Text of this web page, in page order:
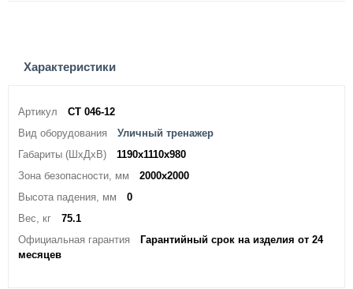
Характеристики
Артикул
СТ 046-12
Вид оборудования
Уличный тренажер
Габариты (ШхДхВ)
1190х1110х980
Зона безопасности, мм
2000х2000
Высота падения, мм
0
Вес, кг
75.1
Официальная гарантия
Гарантийный срок на изделия от 24
месяцев